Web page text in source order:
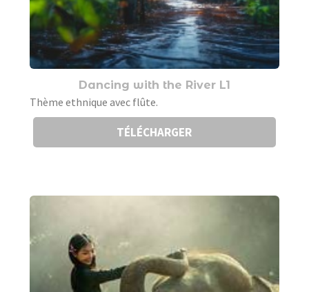
Dancing with the River L1
Thème ethnique avec flûte.
TÉLÉCHARGER